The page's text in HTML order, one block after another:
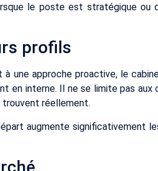
le poste est stratégique ou
profils
une approche proactive, le
en interne. Il ne se limite pas aux
trouvent réellement.
augmente significativement